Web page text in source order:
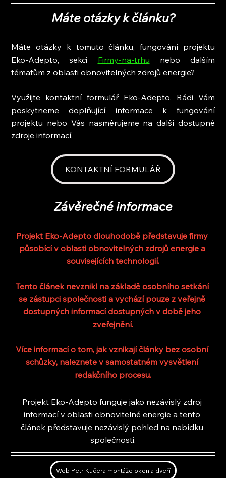
Máte otázky k článku?
Máte otázky k tomuto článku, fungování projektu
Eko-Adepto, sekci Firmy-na-trhu nebo dalším
tématům z oblasti obnovitelných zdrojů energie?
Využijte kontaktní formulář Eko-Adepto. Rádi Vám
poskytneme doplňující informace k fungování
projektu nebo Vás nasměrujeme na další dostupné
zdroje informací.
KONTAKTNÍ FORMULÁŘ
Závěrečné informace
Projekt Eko-Adepto dlouhodobě představuje firmy
působící v oblasti obnovitelných zdrojů energie a
souvisejících technologií.
Tento článek nevznikl na základě osobního setkání
se zástupci společnosti a vychází pouze z veřejně
dostupných informací dostupných v době jeho
zveřejnění.
Více informací o tom, jak vznikají články bez osobní
schůzky, naleznete v samostatném vysvětlení
redakčního procesu.
Projekt Eko-Adepto funguje jako nezávislý zdroj
informací v oblasti obnovitelné energie a tento
článek představuje nezávislý pohled na nabídku
společnosti.
Web Petr Kučera montáže oken a dveří